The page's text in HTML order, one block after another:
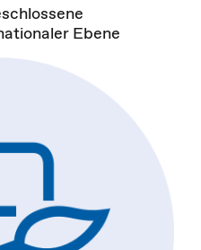
Ebene